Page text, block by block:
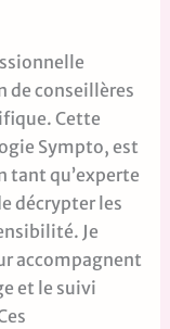
de conseillères
Cette
Sympto, est
tant qu’experte
décrypter les
Je
accompagnent
et le suivi